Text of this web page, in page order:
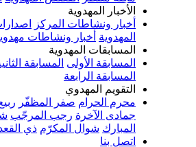
المهدوية
ونشاطات المركز اصدارات المركز
أخبار ونشاطات مهدوية
المهدوية
الأولى المسابقة الثانية المسابقة
الرابعة
المهدوي
الحرام
صفر المظفّر ربيع الأول جمادى
رجب المرجّب شعبان المعظّم
شوال المكرّم ذي القعدة ذي الحجة